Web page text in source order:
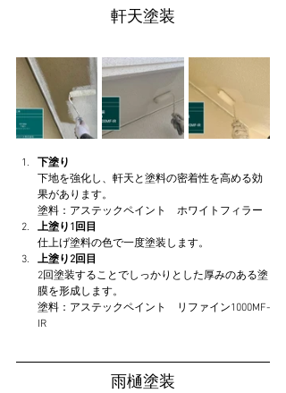
軒天塗装
下塗り
下地を強化し、軒天と塗料の密着性を高める効
果があります。
塗料：アステックペイント　ホワイトフィラー
上塗り1回目
仕上げ塗料の色で一度塗装します。
上塗り2回目
2回塗装することでしっかりとした厚みのある塗
膜を形成します。
塗料：アステックペイント　リファイン1000MF-
IR
雨樋塗装